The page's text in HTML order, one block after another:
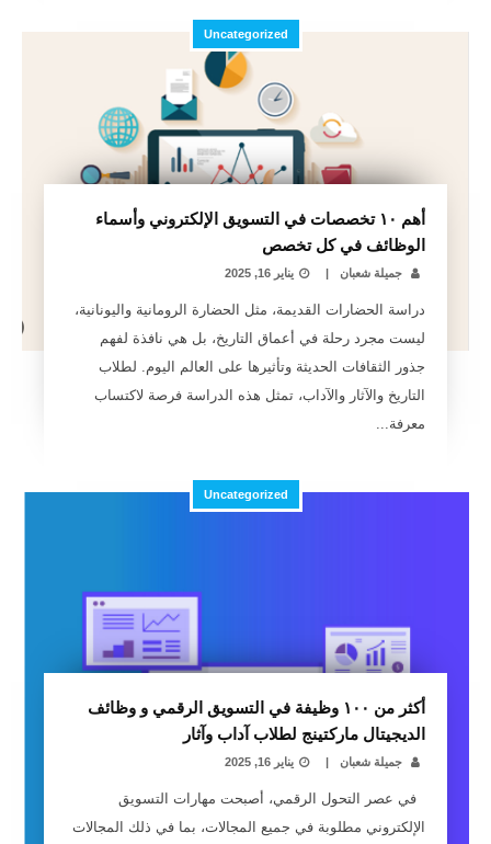
Uncategorized
أهم ١٠ تخصصات في التسويق الإلكتروني وأسماء
الوظائف في كل تخصص
جميلة شعبان | يناير 16, 2025
دراسة الحضارات القديمة، مثل الحضارة الرومانية واليونانية،
ليست مجرد رحلة في أعماق التاريخ، بل هي نافذة لفهم
جذور الثقافات الحديثة وتأثيرها على العالم اليوم. لطلاب
التاريخ والآثار والآداب، تمثل هذه الدراسة فرصة لاكتساب
معرفة...
Uncategorized
أكثر من ١٠٠ وظيفة في التسويق الرقمي و وظائف
الديجيتال ماركتينج لطلاب آداب وآثار
جميلة شعبان | يناير 16, 2025
في عصر التحول الرقمي، أصبحت مهارات التسويق
الإلكتروني مطلوبة في جميع المجالات، بما في ذلك المجالات